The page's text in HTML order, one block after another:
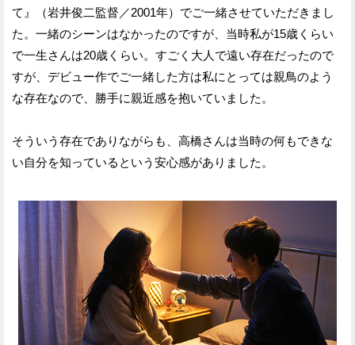
て』（岩井俊二監督／2001年）でご一緒させていただきまし
た。一緒のシーンはなかったのですが、当時私が15歳くらい
で一生さんは20歳くらい。すごく大人で遠い存在だったので
すが、デビュー作でご一緒した方は私にとっては親鳥のよう
な存在なので、勝手に親近感を抱いていました。
そういう存在でありながらも、高橋さんは当時の何もできな
い自分を知っているという安心感がありました。